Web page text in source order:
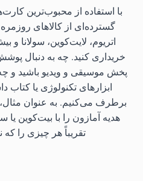
با استفاده از محبوب‌ترین
گسترده‌ای از کالاهای روزمره
خریداری کنید. چه به دنبال
پخش موسیقی و ویدیو باشید و چه
ابزارهای تکنولوژی یا کتاب
برطرف می‌کنیم. به عنوان
هدیه آمازون را با بیت‌کوین یا
تقریباً هر چیزی را که